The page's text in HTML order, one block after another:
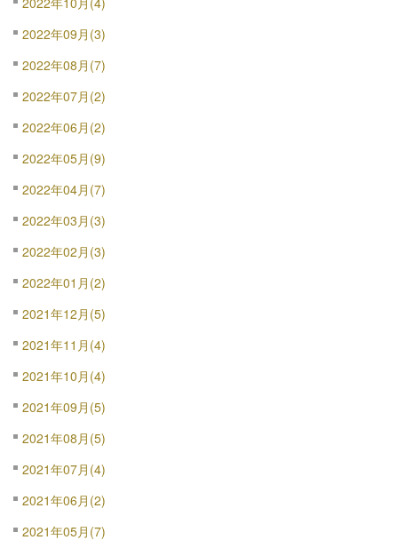
2022年09月(3)
2022年08月(7)
2022年07月(2)
2022年06月(2)
2022年05月(9)
2022年04月(7)
2022年03月(3)
2022年02月(3)
2022年01月(2)
2021年12月(5)
2021年11月(4)
2021年10月(4)
2021年09月(5)
2021年08月(5)
2021年07月(4)
2021年06月(2)
2021年05月(7)